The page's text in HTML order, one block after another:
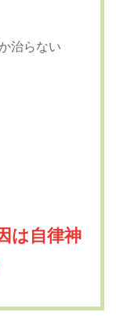
治らない
は自律神